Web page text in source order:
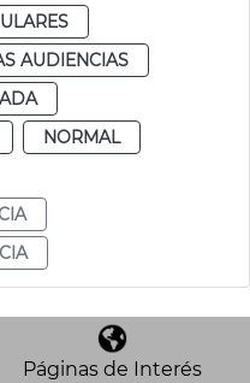
AUDIENCIAS
NORMAL
Páginas de Interés